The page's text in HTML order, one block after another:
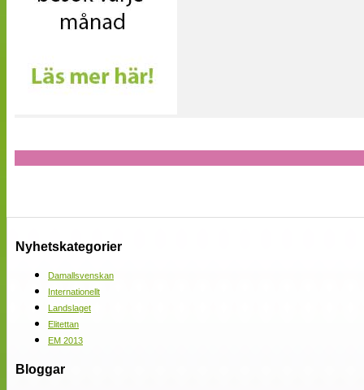
Nyhetskategorier
Damallsvenskan
Internationellt
Landslaget
Elitettan
EM 2013
Bloggar